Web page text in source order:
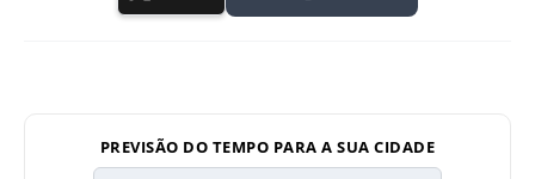
PREVISÃO DO TEMPO PARA A SUA CIDADE